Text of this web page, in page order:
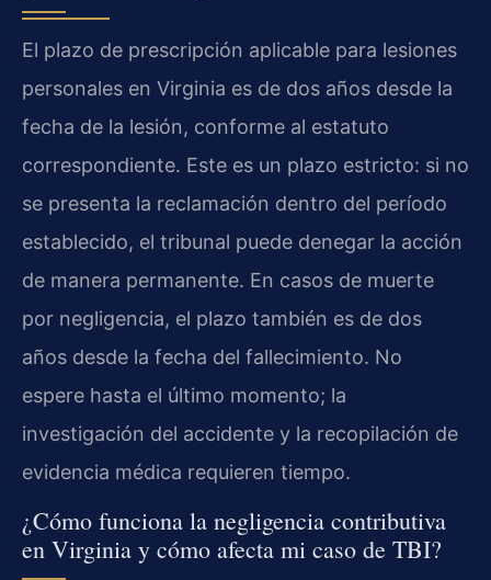
El plazo de prescripción aplicable para lesiones
personales en Virginia es de dos años desde la
fecha de la lesión, conforme al estatuto
correspondiente. Este es un plazo estricto: si no
se presenta la reclamación dentro del período
establecido, el tribunal puede denegar la acción
de manera permanente. En casos de muerte
por negligencia, el plazo también es de dos
años desde la fecha del fallecimiento. No
espere hasta el último momento; la
investigación del accidente y la recopilación de
evidencia médica requieren tiempo.
¿Cómo funciona la negligencia contributiva
en Virginia y cómo afecta mi caso de TBI?